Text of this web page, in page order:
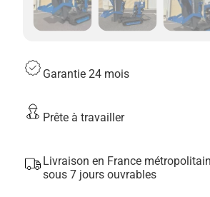
Garantie 24 mois
Prête à travailler
Livraison en France
sous 7 jours ouvrables